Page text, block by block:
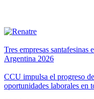
Tres empresas santafesinas
Argentina 2026
CCU impulsa el progreso
oportunidades laborales en